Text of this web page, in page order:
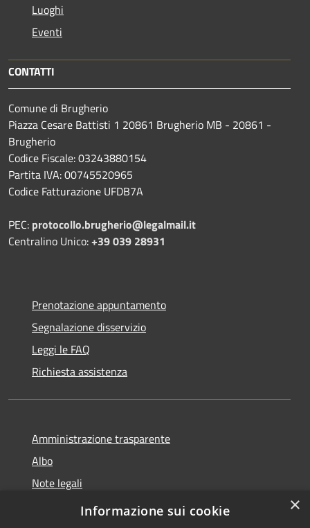
Luoghi
Eventi
CONTATTI
Comune di Brugherio
Piazza Cesare Battisti 1 20861 Brugherio MB - 20861 -
Brugherio
Codice Fiscale: 03243880154
Partita IVA: 00745520965
Codice Fatturazione UFDB7A
PEC: protocollo.brugherio@legalmail.it
Centralino Unico:+39 039 28931
Prenotazione appuntamento
Segnalazione disservizio
Leggi le FAQ
Richiesta assistenza
Amministrazione trasparente
Albo
Note legali
Dichiarazione di accessibilità
×
Informazione sui cookie